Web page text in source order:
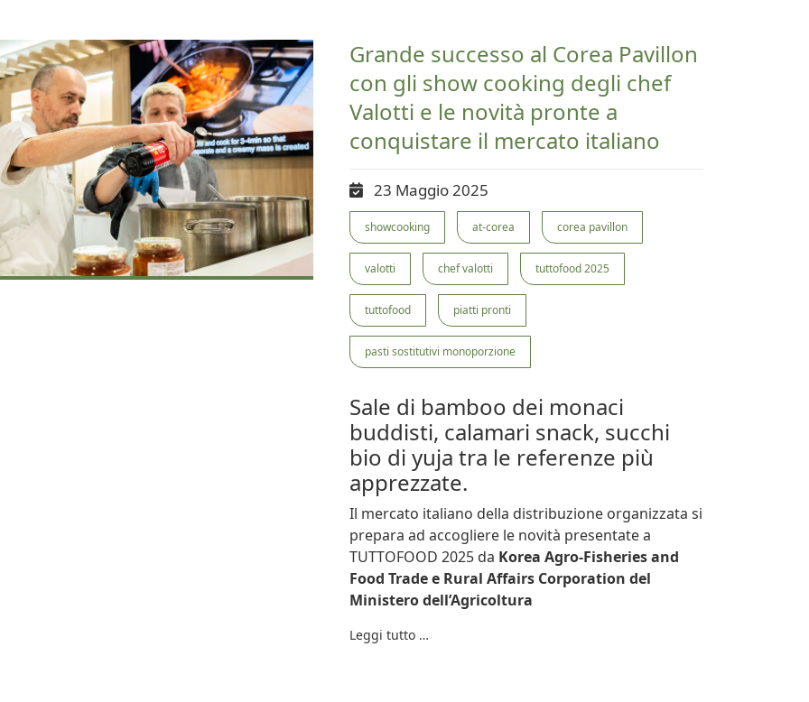
Grande successo al Corea Pavillon
con gli show cooking degli chef
Valotti e le novità pronte a
conquistare il mercato italiano
23 Maggio 2025
showcooking at-corea corea pavillon
valotti chef valotti tuttofood 2025
tuttofood piatti pronti
pasti sostitutivi monoporzione
Sale di bamboo dei monaci
buddisti, calamari snack, succhi
bio di yuja tra le referenze più
apprezzate.
Il mercato italiano della distribuzione organizzata si
prepara ad accogliere le novità presentate a
TUTTOFOOD 2025 da Korea Agro-Fisheries and
Food Trade e Rural Affairs Corporation del
Ministero dell’Agricoltura
Leggi tutto …